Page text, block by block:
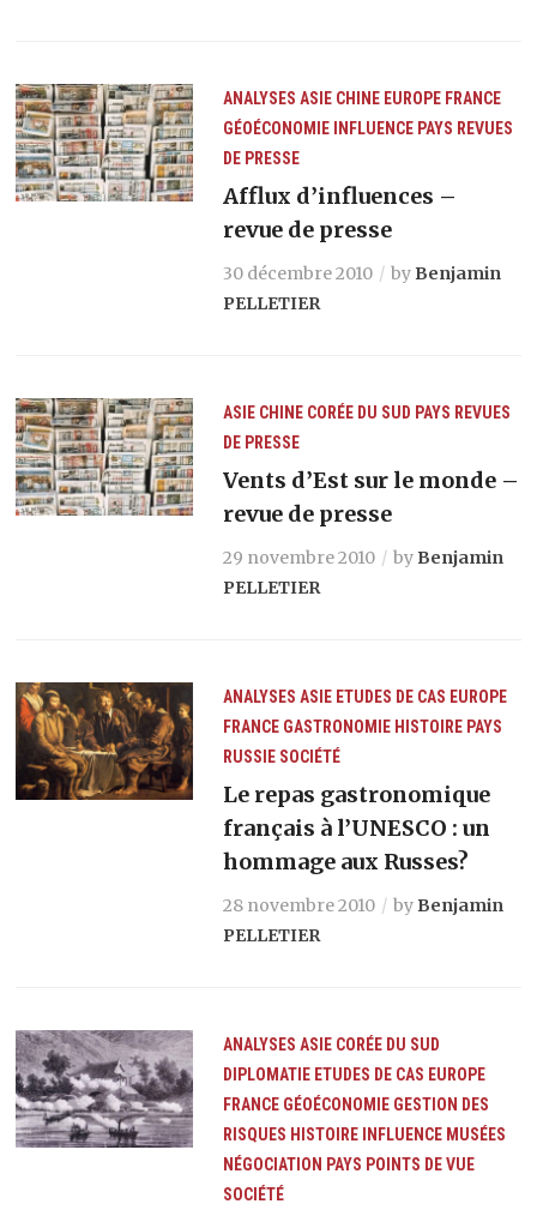
ANALYSES ASIE CHINE EUROPE FRANCE
GÉOÉCONOMIE
INFLUENCE PAYS REVUES
DE PRESSE
Afflux d’influences –
revue de presse
30 décembre 2010 by Benjamin
PELLETIER
ASIE CHINE CORÉE DU SUD PAYS REVUES
DE PRESSE
Vents d’Est sur le monde –
revue de presse
29 novembre 2010 by Benjamin
PELLETIER
ANALYSES ASIE ETUDES DE CAS EUROPE
FRANCE GASTRONOMIE HISTOIRE PAYS
RUSSIE SOCIÉTÉ
Le repas gastronomique
français à l’UNESCO : un
hommage aux Russes?
28 novembre 2010 by Benjamin
PELLETIER
ANALYSES ASIE CORÉE DU SUD
DIPLOMATIE ETUDES DE CAS EUROPE
FRANCE GÉOÉCONOMIE GESTION DES
RISQUES HISTOIRE INFLUENCE MUSÉES
NÉGOCIATION PAYS POINTS DE VUE
SOCIÉTÉ